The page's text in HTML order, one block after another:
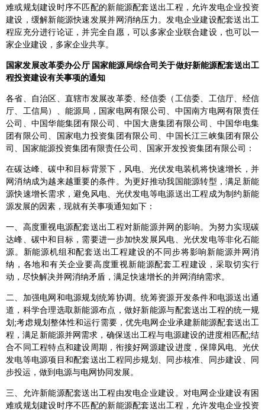
难或规划建设时序不匹配的新能源配套送出工程，允许发电企业投资
建设，缓解新能源快速发展并网消纳压力。发电企业建设配套送出工
程应充分进行论证，并完全自愿，可以多家企业联合建设，也可以一
家企业建设，多家企业共享。
国家发展改革委办公厅 国家能源局综合司关于做好新能源配套送出工
程投资建设有关事项的通知
各省、自治区、直辖市发展改革委、经信委（工信委、工信厅、经信
厅、工信局）、能源局，国家电网有限公司、中国南方电网有限责任
公司、中国华能集团有限公司、中国大唐集团有限公司、中国华电集
团有限公司、国家电力投资集团有限公司、中国长江三峡集团有限公
司、国家能源投资集团有限责任公司、国家开发投资集团有限公司：
在碳达峰、碳中和目标背景下，风电、光伏发电装机将快速增长，并
网消纳成为越来越重要的条件。为更好推动我国能源转型，满足新能
源快速增长需求，避免风电、光伏发电等电源送出工程成为制约新能
源发展的因素，现就有关事项通知如下：
一、高度重视电源配套送出工程对新能源并网的影响。为努力实现碳
达峰、碳中和目标，需要进一步加快发展风电、光伏发电等非化石能
源。新能源机组和配套送出工程建设的不同步将影响新能源并网消
纳，各地和有关企业要高度重视新能源配套工程建设，采取切实行
动，尽快解决并网消纳矛盾，满足快速增长的并网消纳需求。
二、加强电网和电源规划统筹协调。统筹资源开发条件和电源送出通
道，科学合理选取新能源布点，做好新能源与配套送出工程的统一规
划;考虑规划整体性和运行需要，优先电网企业承建新能源配套送出工
程，满足新能源并网需求，确保送出工程与电源建设的进度相匹配;结
合不同工程特点和建设周期，衔接好网源建设进度，保障风电、光伏
发电等电源项目和配套送出工程同步规划、同步核准、同步建设、同
步投运，做到电源与电网协同发展。
三、允许新能源配套送出工程由发电企业建设。对电网企业建设有困
难或规划建设时序不匹配的新能源配套送出工程，允许发电企业投资